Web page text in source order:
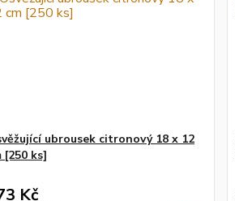
ubrousek citronový 18 x 12
[250 ks]
Kč